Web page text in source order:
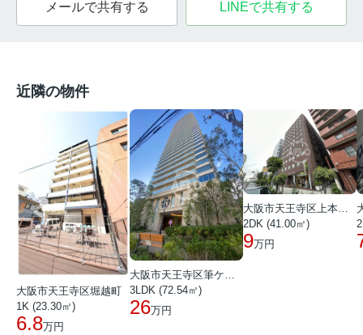
メールで共有する LINEで共有する
近隣の物件
大阪市天王寺区堀越町
1K (23.30㎡)
6.8万円
3LDK (72.54㎡)
26万円
2DK (41.00㎡)
9万円